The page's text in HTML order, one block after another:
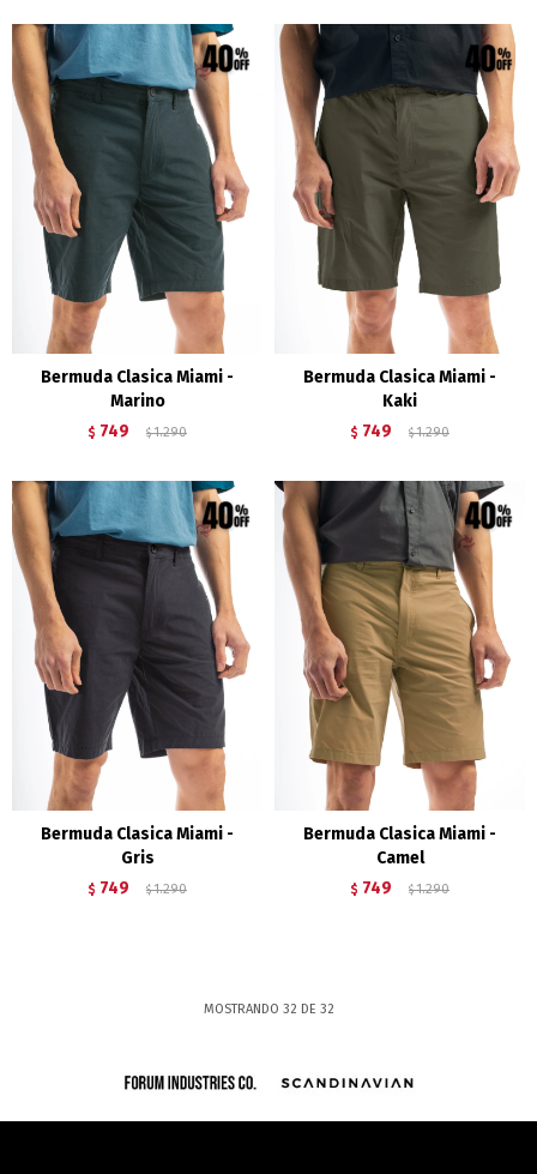
Bermuda Clasica Miami -
Marino
$ 749 $ 1.290
Bermuda Clasica Miami -
Kaki
$ 749 $ 1.290
Bermuda Clasica Miami -
Gris
$ 749 $ 1.290
Bermuda Clasica Miami -
Camel
$ 749 $ 1.290
MOSTRANDO 32 DE 32